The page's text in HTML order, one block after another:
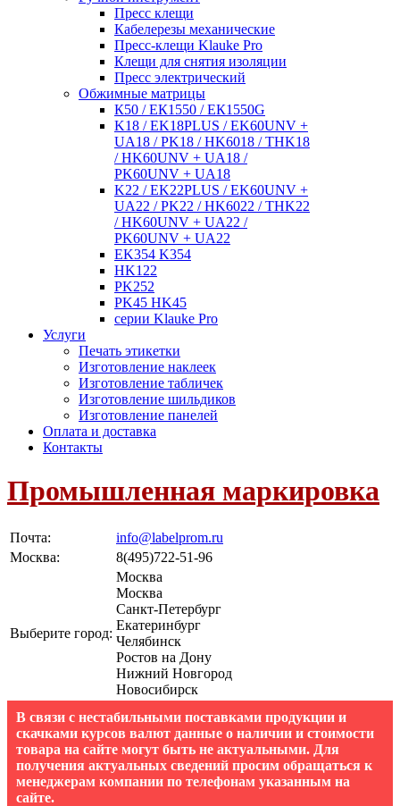
Пресс клещи
Кабелерезы механические
Пресс-клещи Klauke Pro
Клещи для снятия изоляции
Пресс электрический
Обжимные матрицы
К50 / ЕК1550 / ЕК1550G
K18 / EK18PLUS / EK60UNV +
UA18 / PK18 / HK6018 / THK18
/ HK60UNV + UA18 /
PK60UNV + UA18
K22 / EK22PLUS / EK60UNV +
UA22 / PK22 / HK6022 / THK22
/ HK60UNV + UA22 /
PK60UNV + UA22
EK354 K354
HK122
PK252
PK45 HK45
серии Klauke Pro
Услуги
Печать этикетки
Изготовление наклеек
Изготовление табличек
Изготовление шильдиков
Изготовление панелей
Оплата и доставка
Контакты
Промышленная маркировка
Почта:
info@labelprom.ru
Москва: 8(495)722-51-96
Выберите город:
Москва
Москва
Санкт-Петербург
Екатеринбург
Челябинск
Ростов на Дону
Нижний Новгород
Новосибирск
В связи с нестабильными поставками продукции и
скачками курсов валют данные о наличии и стоимости
товара на сайте могут быть не актуальными. Для
получения актуальных сведений просим обращаться к
менеджерам компании по телефонам указанным на
сайте.